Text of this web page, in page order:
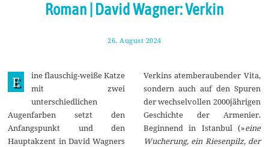
Roman | David Wagner: Verkin
26. August 2024
p
e
m
b
e
r
2
E
ine flauschig-weiße Katze
mit zwei
unterschiedlichen
Augenfarben setzt den
Anfangspunkt und den
Hauptakzent in David Wagners
Verkins atemberaubender Vita,
sondern auch auf den Spuren
der wechselvollen 2000jährigen
Geschichte der Armenier.
Beginnend in Istanbul (»eine
Wucherung, ein Riesenpilz, der